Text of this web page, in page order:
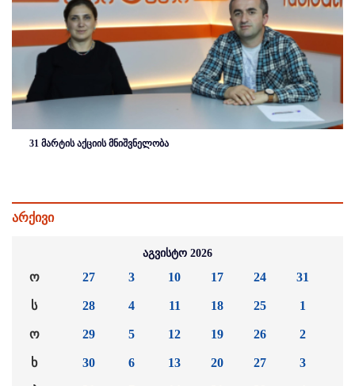
31 მარტის აქციის მნიშვნელობა
არქივი
აგვისტო 2026
ო
ს
ო
ხ
27
28
29
30
3
4
5
6
10
11
12
13
17
18
19
20
24
25
26
27
31
1
2
3